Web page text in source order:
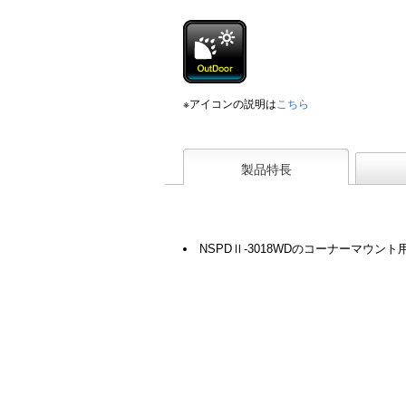
※アイコンの説明はこちら
製品特長
NSPDⅡ-3018WDのコーナーマウント